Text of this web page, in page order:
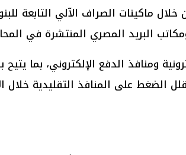
خلال ماكينات الصراف الآلي التابعة
البريد المصري المنتشرة في
ومنافذ الدفع الإلكتروني، بما يتيح
الضغط على المنافذ التقليدية خلال